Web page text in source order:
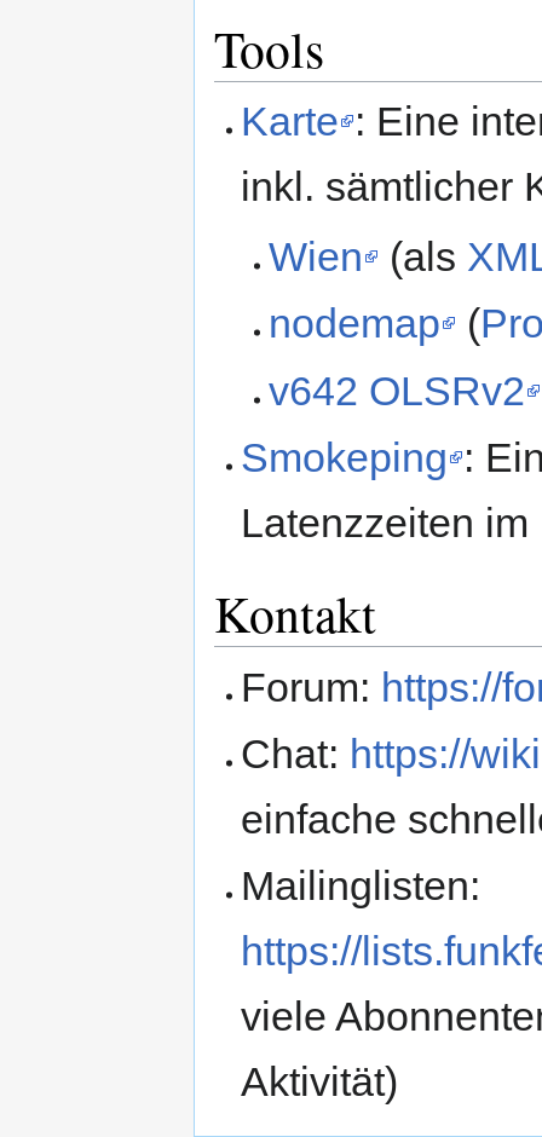
Tools
Karte : Eine
inkl. sämtlicher
Wien
(als
nodemap
(
v642 OLSRv2
Smokeping :
Latenzzeiten im
Kontakt
Forum: https://
Chat: https://
einfache
Mailinglisten:
https://
viele
Aktivität)